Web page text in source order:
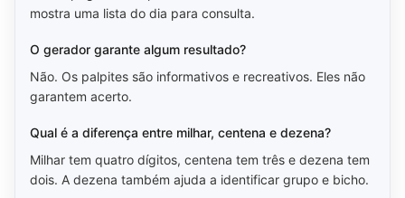
mostra uma lista do dia para consulta.
O gerador garante algum resultado?
Não. Os palpites são informativos e recreativos. Eles não
garantem acerto.
Qual é a diferença entre milhar, centena e dezena?
Milhar tem quatro dígitos, centena tem três e dezena tem
dois. A dezena também ajuda a identificar grupo e bicho.